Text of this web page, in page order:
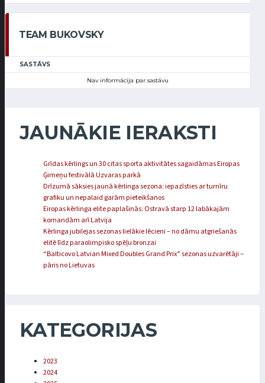
TEAM BUKOVSKY
SASTĀVS
Nav informācija par sastāvu
JAUNĀKIE IERAKSTI
Grīdas kērlings un 30 citas sporta aktivitātes sagaidāmas Eiropas
Ģimeņu festivālā Uzvaras parkā
Drīzumā sāksies jaunā kērlinga sezona: iepazīsties ar turnīru
grafiku un nepalaid garām pieteikšanos
Eiropas kērlinga elite paplašinās: Ostravā starp 12 labākajām
komandām arī Latvija
Kērlinga jubilejas sezonas lielākie lēcieni – no dāmu atgriešanās
elitē līdz paraolimpisko spēļu bronzai
“Balticovo Latvian Mixed Doubles Grand Prix” sezonas uzvarētāji –
pāris no Lietuvas
KATEGORIJAS
2023
2024